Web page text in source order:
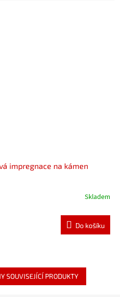
impregnace na kámen
Skladem
Do košíku
SOUVISEJÍCÍ PRODUKTY